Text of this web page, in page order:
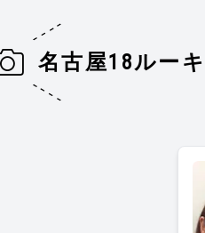
名古屋18ルー